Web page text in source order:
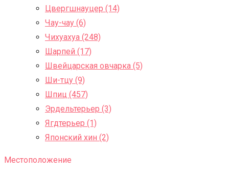
Цвергшнауцер (14)
Чау-чау (6)
Чихуахуа (248)
Шарпей (17)
Швейцарская овчарка (5)
Ши-тцу (9)
Шпиц (457)
Эрдельтерьер (3)
Ягдтерьер (1)
Японский хин (2)
Местоположение